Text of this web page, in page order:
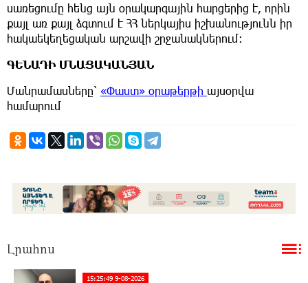
սառեցումը հենց այն օրակարգային հարցերից է, որին
քայլ առ քայլ ձգտում է ՀՀ ներկայիս իշխանությունն իր
հակաեկեղեցական արշավի շրջանակներում։
ԳԵՆԱԴԻ ՄՆԱՑԱԿԱՆՅԱՆ
Մանրամասները՝ «Փաստ» օրաթերթի այսօրվա
համարում
Լրահոս
15:25:49 9-08-2026